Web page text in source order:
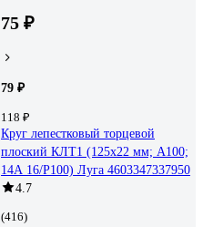
75 ₽
79 ₽
118 ₽
Круг лепестковый торцевой
плоский КЛТ1 (125х22 мм; А100;
14А 16/Р100) Луга 4603347337950
4.7
(416)